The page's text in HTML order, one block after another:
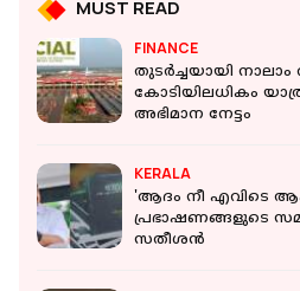
MUST READ
FINANCE
തുടർച്ചയായി
കോടിയിലധികം
അഭിമാന നേട്ടം
KERALA
'ആദം നീ എവിടെ
പ്രഭാഷണങ്ങളുടെ
സതീശന്‍